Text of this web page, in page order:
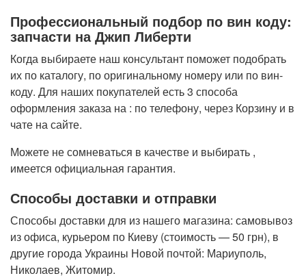
Профессиональный подбор по вин коду:
запчасти на Джип Либерти
Когда выбираете наш консультант поможет подобрать
их по каталогу, по оригинальному номеру или по вин-
коду. Для наших покупателей есть 3 способа
оформления заказа на : по телефону, через Корзину и в
чате на сайте.
Можете не сомневаться в качестве и выбирать ,
имеется официальная гарантия.
Способы доставки и отправки
Способы доставки для из нашего магазина: самовывоз
из офиса, курьером по Киеву (стоимость — 50 грн), в
другие города Украины Новой почтой: Мариуполь,
Николаев, Житомир.